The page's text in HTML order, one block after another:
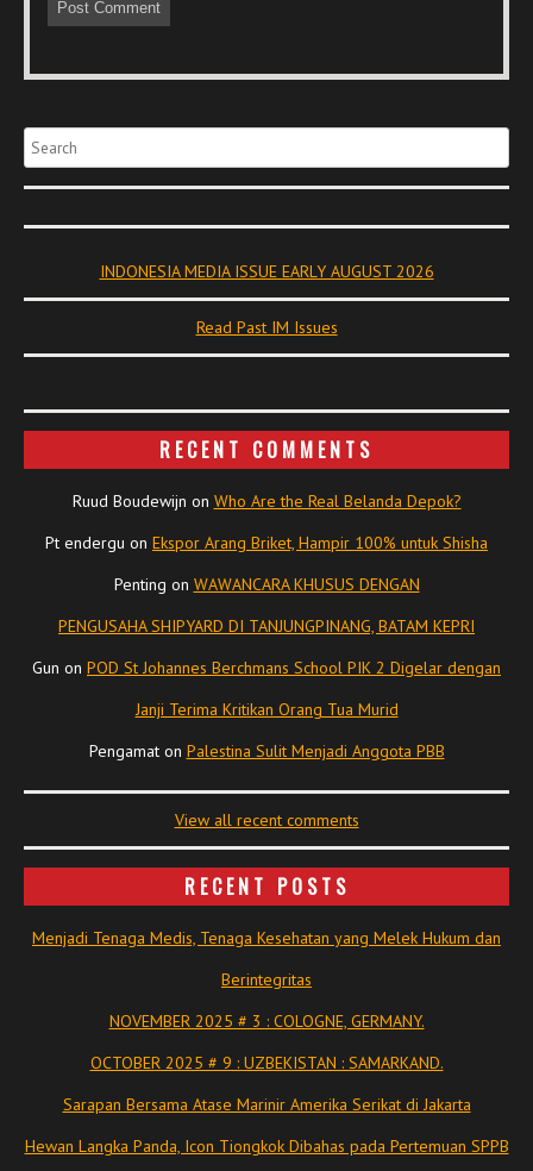
Search
INDONESIA MEDIA ISSUE EARLY AUGUST 2026
Read Past IM Issues
RECENT COMMENTS
Ruud Boudewijn on Who Are the Real Belanda Depok?
Pt endergu on Ekspor Arang Briket, Hampir 100% untuk Shisha
Penting on WAWANCARA KHUSUS DENGAN
PENGUSAHA SHIPYARD DI TANJUNGPINANG, BATAM KEPRI
Gun on POD St Johannes Berchmans School PIK 2 Digelar dengan
Janji Terima Kritikan Orang Tua Murid
Pengamaton Palestina Sulit Menjadi Anggota PBB
View all recent comments
RECENT POSTS
Menjadi Tenaga Medis, Tenaga Kesehatan yang Melek Hukum dan
Berintegritas
NOVEMBER 2025 # 3 : COLOGNE, GERMANY.
OCTOBER 2025 # 9 : UZBEKISTAN : SAMARKAND.
Sarapan Bersama Atase Marinir Amerika Serikat di Jakarta
Hewan Langka Panda, Icon Tiongkok Dibahas pada Pertemuan SPPB